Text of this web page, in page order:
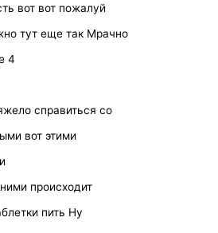
вот вот пожалуй
тут еще так Мрачно
4
справиться со
вот этими
происходит
пить Ну